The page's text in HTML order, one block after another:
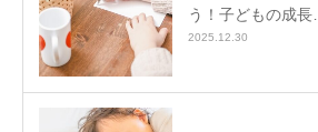
う！子どもの成長…
2025.12.30